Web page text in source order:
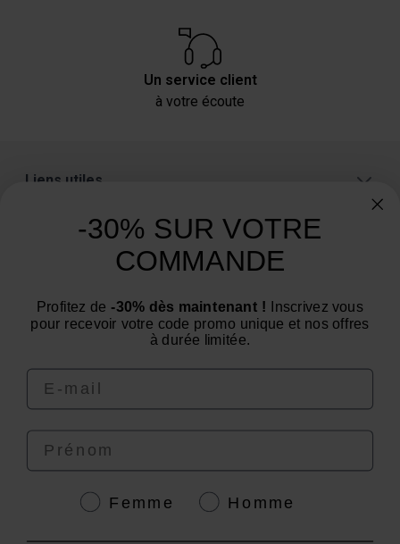
Un service client
à votre écoute
Liens utiles
Nous contacter par email
-30% SUR VOTRE
COMMANDE
Profitez de -30% dès maintenant ! Inscrivez vous
pour recevoir votre code promo unique et nos offres
à durée limitée.
Email
Prénom
GenreFemme Homme